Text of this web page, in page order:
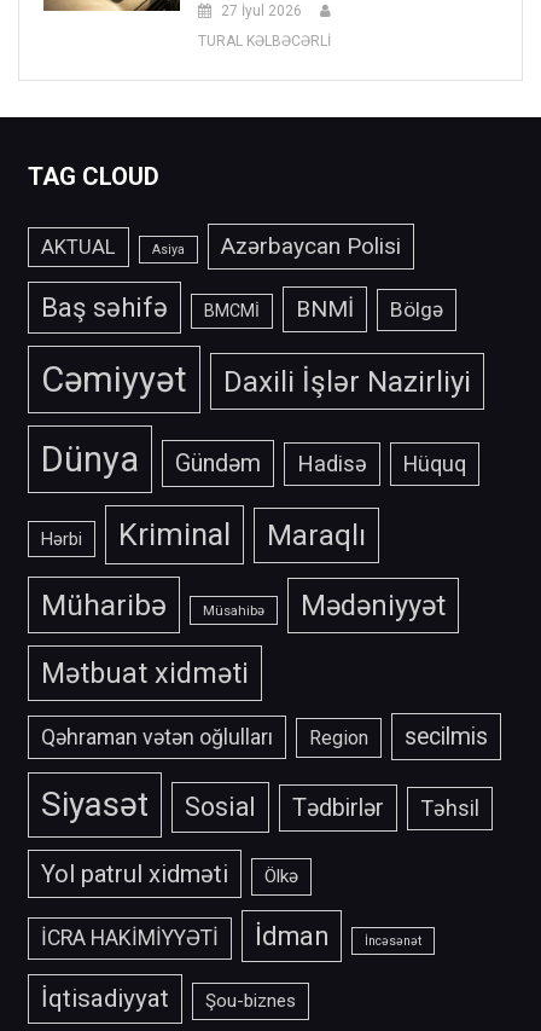
27 İyul 2026
TURAL KƏLBƏCƏRLİ
TAG CLOUD
AKTUAL Asiya Azərbaycan Polisi
Baş səhifə BMCMİ BNMİ Bölgə
Cəmiyyət Daxili İşlər Nazirliyi
Dünya Gündəm Hadisə Hüquq
Hərbi Kriminal Maraqlı
Müharibə Müsahibə
Mədəniyyət
Mətbuat xidməti
Qəhraman vətən oğlulları Region secilmis
Siyasət Sosial Tədbirlər Təhsil
Yol patrul xidməti Ölkə
İCRA HAKİMİYYƏTİ İdman İncəsənət
İqtisadiyyat Şou-biznes